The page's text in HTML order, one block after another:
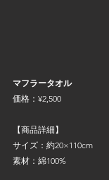
マフラータオル
価格：¥2,500
【商品詳細】
サイズ：約20×110cm
素材：綿100%